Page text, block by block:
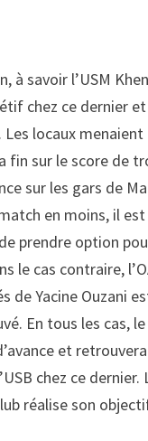
savoir l’USM
chez ce dernier
locaux
fin sur le score de
sur les gars de
en moins, il
prendre option
le cas contraire,
Yacine Ouzani
En tous les cas,
et
chez ce
réalise son